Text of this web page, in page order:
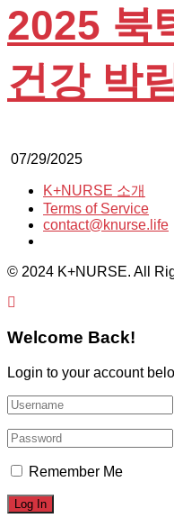
2025 북
건강 박
07/29/2025
K+NURSE 소개
Terms of Service
contact@knurse.life
© 2024 K+NURSE. All
Welcome Back!
Login to your account
Remember Me